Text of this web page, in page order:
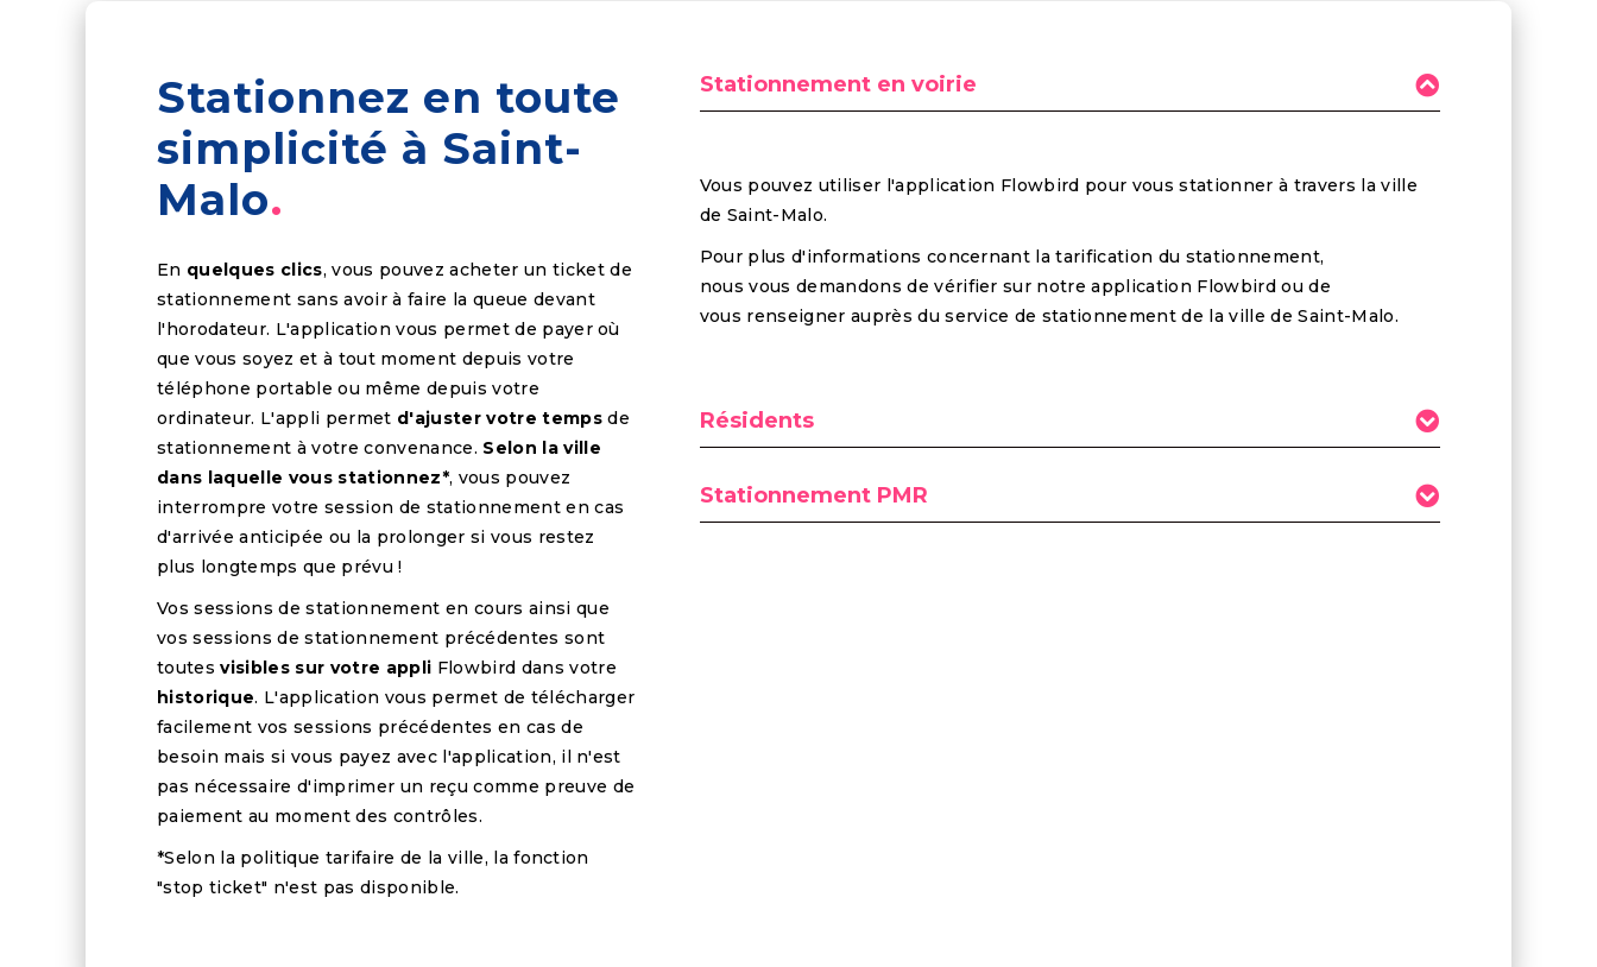
Stationnez en toute
simplicité à Saint-
Malo
En quelques clics, vous pouvez acheter un ticket de
stationnement sans avoir à faire la queue devant
l'horodateur. L'application vous permet de payer où
que vous soyez et à tout moment depuis votre
téléphone portable ou même depuis votre
ordinateur. L'appli permet d'ajuster votre tempsde
stationnement à votre convenance. Selon la ville
dans laquelle vous stationnez*, vous pouvez
interrompre votre session de stationnement en cas
d'arrivée anticipée ou la prolonger si vous restez
plus longtemps que prévu !
Vos sessions de stationnement en cours ainsi que
vos sessions de stationnement précédentes sont
toutesvisibles sur votre appli Flowbird dans votre
historique. L'application vous permet de télécharger
facilement vos sessions précédentes en cas de
besoin mais si vous payez avec l'application, il n'est
pas nécessaire d'imprimer un reçu comme preuve de
paiement au moment des contrôles.
*Selon la politique tarifaire de la ville, la fonction
"stop ticket" n'est pas disponible.
Stationnement en voirie
Vous pouvez utiliser l'application Flowbird pour vous stationner à travers la ville
de Saint-Malo.
Pour plus d'informations concernant la tarification du stationnement,
nous vous demandons de vérifier sur notre application Flowbird ou de
vous renseigner auprès du service de stationnement de la ville de Saint-Malo.
Résidents
Stationnement PMR